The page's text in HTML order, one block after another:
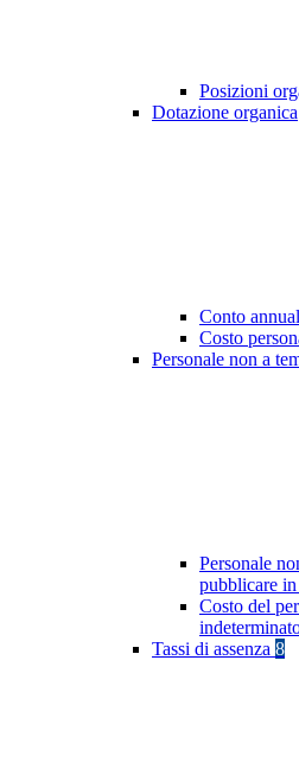
Posizioni
Dotazione organica
Conto
Costo
Personale non a
Personale
pubblicare
Costo del
Tassi di assenza 8